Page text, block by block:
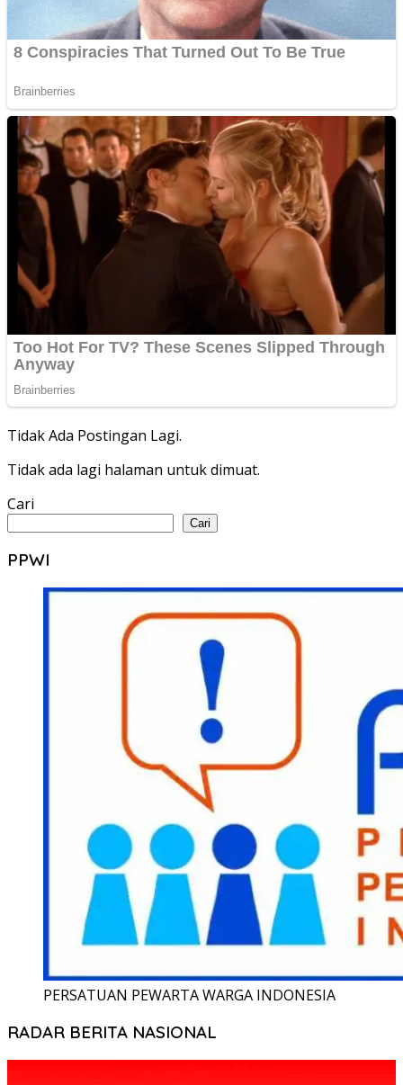
Tidak Ada Postingan Lagi.
Tidak ada lagi halaman untuk dimuat.
Cari
Cari
PPWI
PERSATUAN PEWARTA WARGA INDONESIA
RADAR BERITA NASIONAL